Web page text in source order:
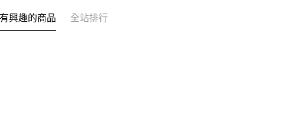
興趣的商品 全站排行